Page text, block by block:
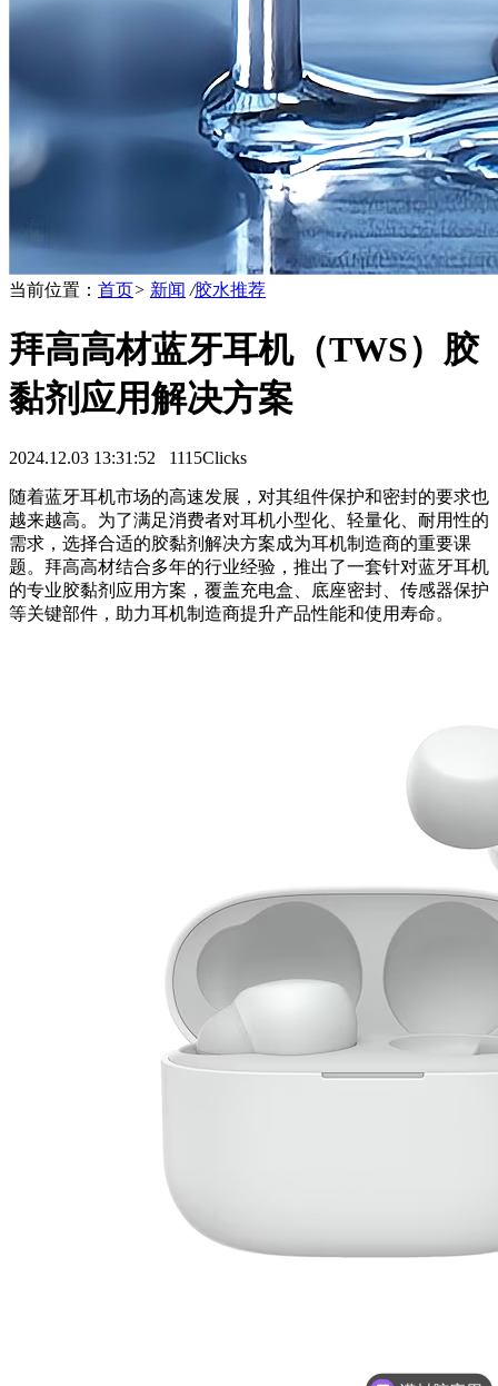
当前位置： 首页> 新闻 /胶水推荐
拜高高材蓝牙耳机（TWS）胶
黏剂应用解决方案
2024.12.03 13:31:52 1115Clicks
随着蓝牙耳机市场的高速发展，对其组件保护和密封的要求也
越来越高。为了满足消费者对耳机小型化、轻量化、耐用性的
需求，选择合适的胶黏剂解决方案成为耳机制造商的重要课
题。拜高高材结合多年的行业经验，推出了一套针对蓝牙耳机
的专业胶黏剂应用方案，覆盖充电盒、底座密封、传感器保护
等关键部件，助力耳机制造商提升产品性能和使用寿命。